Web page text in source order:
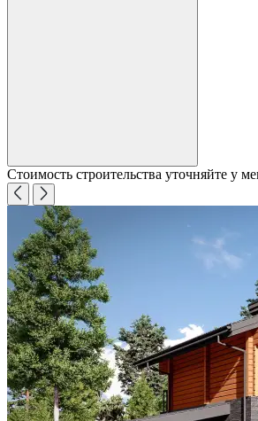
Стоимость строительства уточняйте у